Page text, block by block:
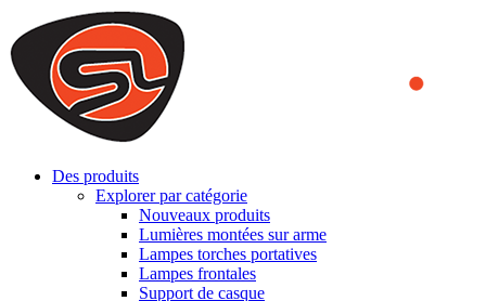
We use cookies to ensure that we provide you the best experience
on our website. By continuing to browse this website, you accept
that cookies are used to help us analyze how the website is used and
to offer you a better experience. To learn more or to find out how
you can disable cookies, you can access our
Des produits
Explorer par catégorie
Nouveaux produits
Lumières montées sur arme
Lampes torches portatives
Lampes frontales
Support de casque